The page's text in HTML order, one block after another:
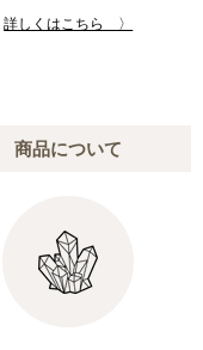
詳しくはこちら 〉
商品について